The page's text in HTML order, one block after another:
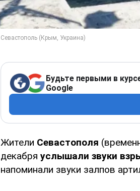
Будьте первыми в
Google
Жители Севастополя
декабря услышали звуки
напоминали звуки залпов